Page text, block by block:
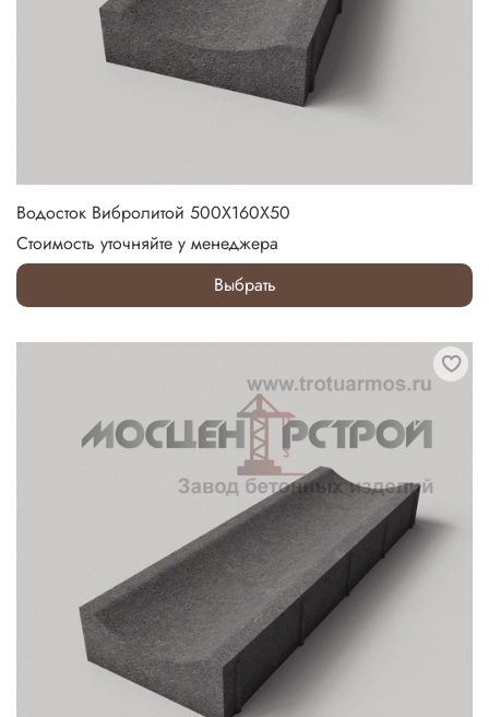
Водосток Вибролитой 500Х160Х50
Стоимость уточняйте у менеджера
Выбрать